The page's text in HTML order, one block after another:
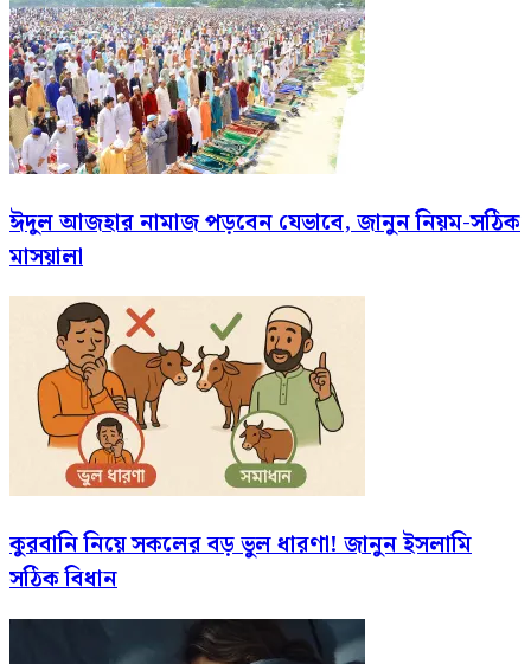
ঈদুল আজহার নামাজ পড়বেন যেভাবে, জানুন নিয়ম-সঠিক
মাসয়ালা
কুরবানি নিয়ে সকলের বড় ভুল ধারণা! জানুন ইসলামি
সঠিক বিধান